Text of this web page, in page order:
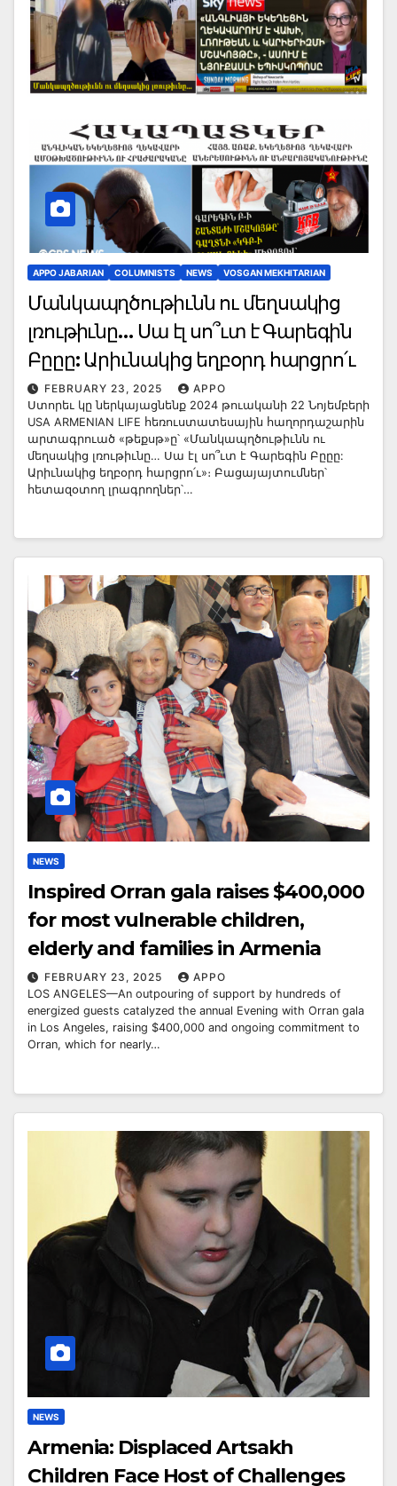
APPO JABARIAN COLUMNISTS NEWS VOSGAN MEKHITARIAN
Մանկապղծութիւնն ու մեղսակից
լռութիւնը… Սա էլ սո՞ւտ է Գարեգին
Բըըը: Արիւնակից եղբօրդ հարցրո՛ւ
FEBRUARY 23, 2025
APPO
Ստորեւ կը ներկայացնենք 2024 թուականի 22 Նոյեմբերի
USA ARMENIAN LIFE հեռուստատեսային հաղորդաշարին
արտագրուած «թեքսթ»ը՝ «Մանկապղծութիւնն ու
մեղսակից լռութիւնը… Սա էլ սո՞ւտ է Գարեգին Բըըը:
Արիւնակից եղբօրդ հարցրո՛ւ»։ Բացայայտումներ՝
հետազօտող լրագրողներ՝…
NEWS
Inspired Orran gala raises $400,000
for most vulnerable children,
elderly and families in Armenia
FEBRUARY 23, 2025
APPO
LOS ANGELES—An outpouring of support by hundreds of
energized guests catalyzed the annual Evening with Orran gala
in Los Angeles, raising $400,000 and ongoing commitment to
Orran, which for nearly…
NEWS
Armenia: Displaced Artsakh
Children Face Host of Challenges